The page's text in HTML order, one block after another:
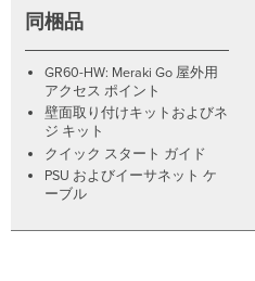
同梱品
GR60-HW: Meraki Go 屋外用
アクセス ポイント
壁面取り付けキットおよびネ
ジ キット
クイック スタート ガイド
PSU およびイーサネット ケ
ーブル